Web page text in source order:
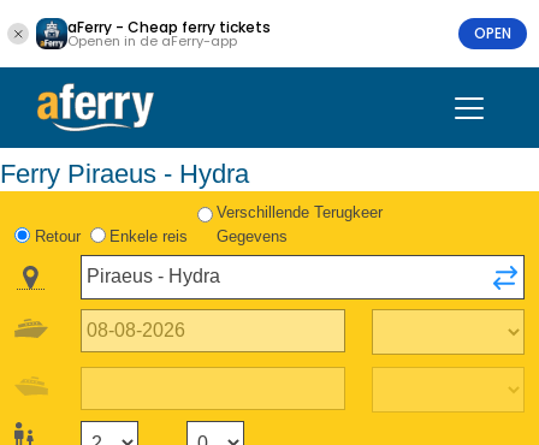
aFerry - Cheap ferry tickets
Openen in de aFerry-app OPEN
Ferry Piraeus - Hydra
Retour Enkele reis
Verschillende Terugkeer
Gegevens